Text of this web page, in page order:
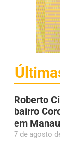
Roberto
bairro
em
7 de agosto